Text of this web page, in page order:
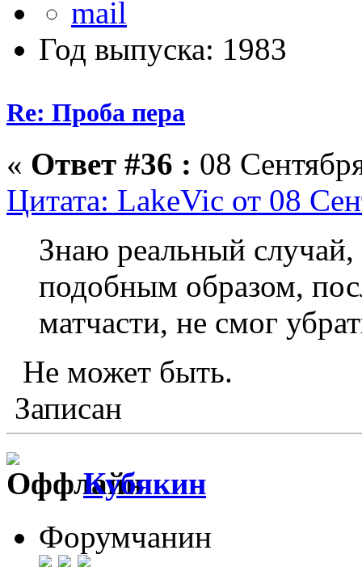
Год выпуска: 1983
Re: Проба пера
« Ответ #36 : 08
Цитата: LakeVic от 08
Знаю реальный
подобным образом,
матчасти, не смог
Не может быть.
Записан
Кубякин
Форумчанин